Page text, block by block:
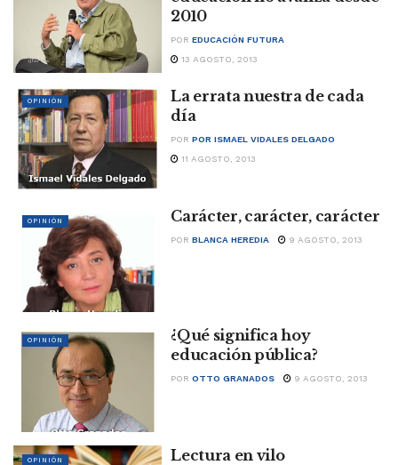
2010
POR EDUCACIÓN FUTURA
13 AGOSTO, 2013
OPINIÓN
La errata nuestra de cada
día
POR POR ISMAEL VIDALES DELGADO
11 AGOSTO, 2013
OPINIÓN Carácter, carácter, carácter
POR BLANCA HEREDIA 9 AGOSTO, 2013
OPINIÓN
¿Qué significa hoy
educación pública?
POR OTTO GRANADOS 9 AGOSTO, 2013
OPINIÓN Lectura en vilo